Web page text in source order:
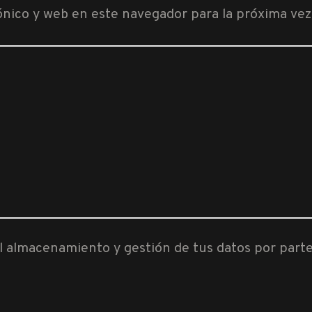
y web en este navegador para la próxima
almacenamiento y gestión de tus datos por